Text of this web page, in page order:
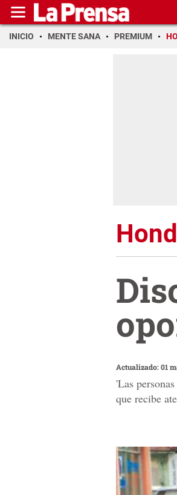
INICIO MENTE SANA PREMIUM
Actualizado: 01
'Las
que recibe